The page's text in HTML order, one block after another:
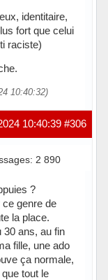
identitaire,
fort que celui
raciste)
10:40:32)
#306
10:40:39
2 890
?
genre de
la place.
30 ans, au fin
fille, une ado
ça normale,
tout le